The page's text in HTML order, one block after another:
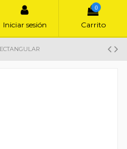
Iniciar sesión
0
Carrito